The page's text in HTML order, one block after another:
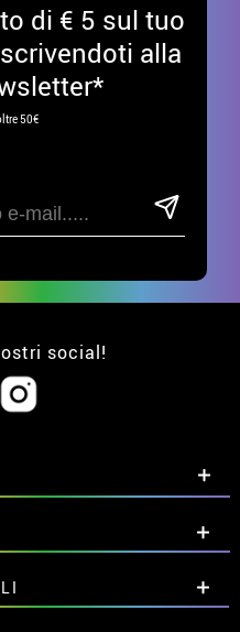
di € 5 sul tuo
alla
50€
social!